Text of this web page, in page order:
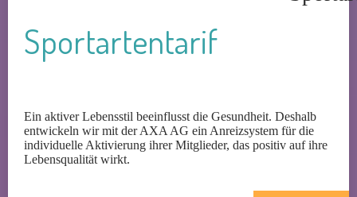
Sportartentarif
Ein aktiver Lebensstil beeinflusst die Gesundheit. Deshalb
entwickeln wir mit der AXA AG ein Anreizsystem für die
individuelle Aktivierung ihrer Mitglieder, das positiv auf ihre
Lebensqualität wirkt.